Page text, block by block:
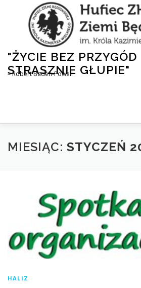
"ŻYCIE BEZ PRZYGÓD
STRASZNIE GŁUPIE"
– Robert Baden-Powell
AKTUALNOŚCI HUFIEC
MIESIĄC: STYCZEŃ
HALIZ